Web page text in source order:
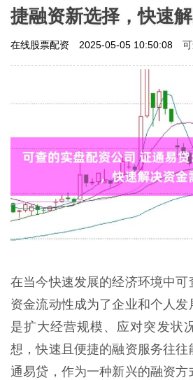
捷融资新选择，快速
在线股票配资 2025-05-05 10:50:08
在当今快速发展的经济环境中可
资金流动性成为了企业和个人
是扩大经营规模、应对突发状
想，快速且便捷的融资服务往往
通易贷，作为一种新兴的融资